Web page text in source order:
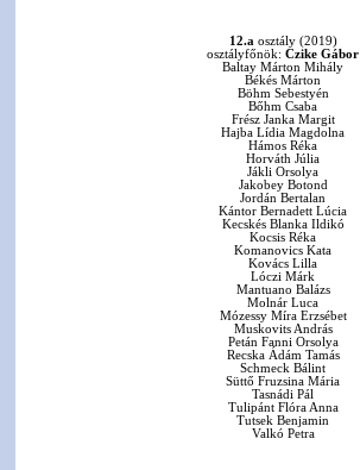
12.a osztály (2019)
osztályfőnök: Czike Gábor
Baltay Márton Mihály
Békés Márton
Böhm Sebestyén
Bőhm Csaba
Frész Janka Margit
Hajba Lídia Magdolna
Hámos Réka
Horváth Júlia
Jákli Orsolya
Jakobey Botond
Jordán Bertalan
Kántor Bernadett Lúcia
Kecskés Blanka Ildikó
Kocsis Réka
Komanovics Kata
Kovács Lilla
Lóczi Márk
Mantuano Balázs
Molnár Luca
Mózessy Míra Erzsébet
Muskovits András
Petán Fanni Orsolya
Recska Ádám Tamás
Schmeck Bálint
Süttő Fruzsina Mária
Tasnádi Pál
Tulipánt Flóra Anna
Tutsek Benjamin
Valkó Petra